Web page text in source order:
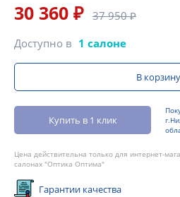
30 360 ₽ 37 950 ₽
Доступно в 1 салоне
В корзину
Купить в 1 клик
Цена действительна только для интернет-
салонах "Оптика Оптима"
Гарантии качества